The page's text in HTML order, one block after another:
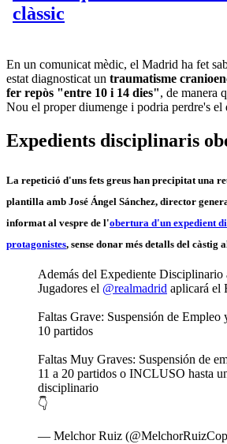
En un comunicat mèdic, el Madrid ha fet
estat diagnosticat un traumatisme
fer repòs "entre 10 i 14 dies", de manera
Nou el proper diumenge i podria perdre's el
Expedients disciplinaris
La repetició d'uns fets greus han precipitat una
plantilla amb José Ángel Sánchez, director
informat al vespre de l'obertura d'un expedient
protagonistes, sense donar més detalls del càstig
Además del Expediente Disciplinario
Jugadores el @realmadrid aplicará el
Faltas Grave: Suspensión de Empleo
10 partidos
Faltas Muy Graves: Suspensión de
11 a 20 partidos o INCLUSO hasta
disciplinario
👇
— Melchor Ruiz